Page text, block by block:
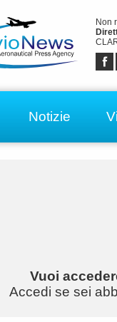
Non
Notizie
Vuoi
Accedi se sei